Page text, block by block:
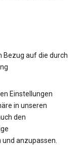
Bezug auf die durch
Einstellungen
in unseren
den
anzupassen.